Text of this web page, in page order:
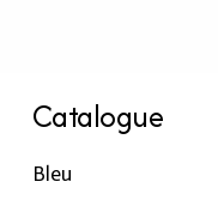
Catalogue
Bleu